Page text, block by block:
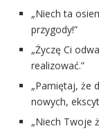
„Niech ta
przygody!”
„Życzę Ci
realizować.”
„Pamiętaj, że
nowych,
„Niech Twoje